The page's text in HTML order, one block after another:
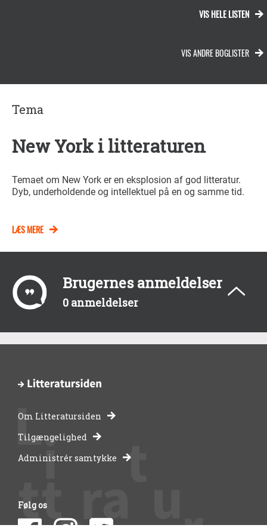
VIS HELE LISTEN
VIS ANDRE BOGLISTER
Tema
New York i litteraturen
Temaet om New York er en eksplosion af god litteratur.
Dyb, underholdende og intellektuel på en og samme tid.
LÆS MERE
Brugernes anmeldelser
0 anmeldelser
-
bibliotekernes
side
Om Litteratursiden
Tilgængelighed
Administrér samtykke
Følg os